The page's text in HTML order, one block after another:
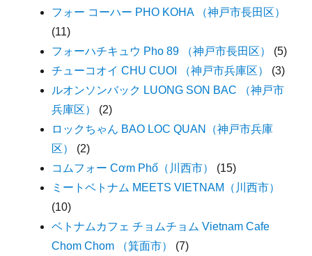
フォー コーハー PHO KOHA （神戸市長田区）
(11)
フォーハチキュウ Pho 89 （神戸市長田区）
(5)
チューコオイ CHU CUOI （神戸市兵庫区）
(3)
ルオンソンバック LUONG SON BAC （神戸市
兵庫区）
(2)
ロックちゃん BAO LOC QUAN（神戸市兵庫
区）
(2)
コムフォー Cơm Phố（川西市）
(15)
ミートベトナム MEETS VIETNAM（川西市）
(10)
ベトナムカフェ チョムチョム Vietnam Cafe
Chom Chom （箕面市）
(7)